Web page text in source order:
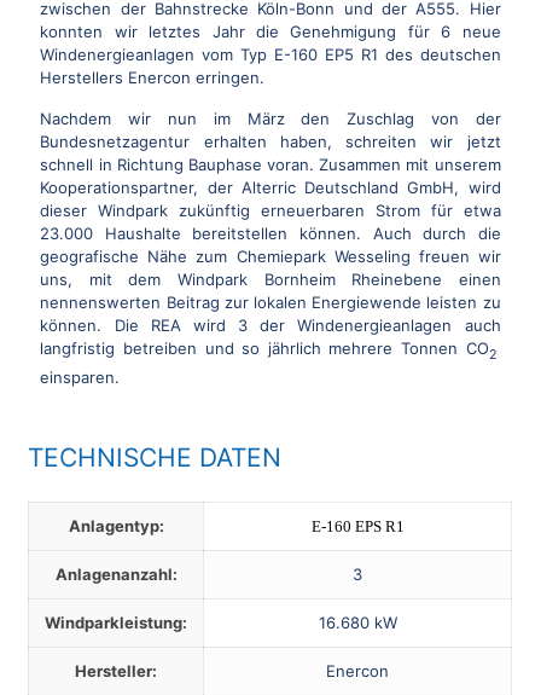
zwischen der Bahnstrecke Köln-Bonn und der A555. Hier
konnten wir letztes Jahr die Genehmigung für 6 neue
Windenergieanlagen vom Typ E-160 EP5 R1 des deutschen
Herstellers Enercon erringen.
Nachdem wir nun im März den Zuschlag von der
Bundesnetzagentur erhalten haben, schreiten wir jetzt
schnell in Richtung Bauphase voran. Zusammen mit unserem
Kooperationspartner, der Alterric Deutschland GmbH, wird
dieser Windpark zukünftig erneuerbaren Strom für etwa
23.000 Haushalte bereitstellen können. Auch durch die
geografische Nähe zum Chemiepark Wesseling freuen wir
uns, mit dem Windpark Bornheim Rheinebene einen
nennenswerten Beitrag zur lokalen Energiewende leisten zu
können. Die REA wird 3 der Windenergieanlagen auch
langfristig betreiben und so jährlich mehrere Tonnen CO2
einsparen.
TECHNISCHE DATEN
Anlagentyp: E-160 EPS R1
Anlagenanzahl: 3
Windparkleistung: 16.680 kW
Hersteller: Enercon